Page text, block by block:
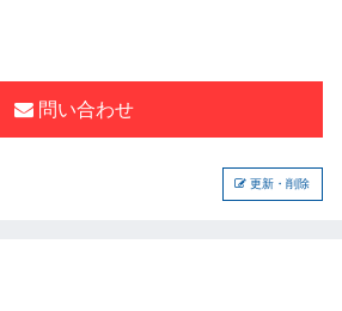
問い合わせ
更新・削除